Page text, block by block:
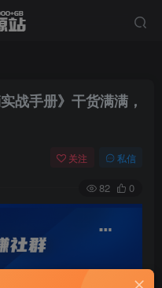
战手册》干货满满，
关注 私信
82 0